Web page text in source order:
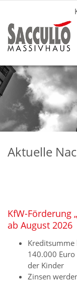
Aktuelle
KfW-Förderung
ab August 2026
Kreditsumme
140.000
der Kinder
Zinsen